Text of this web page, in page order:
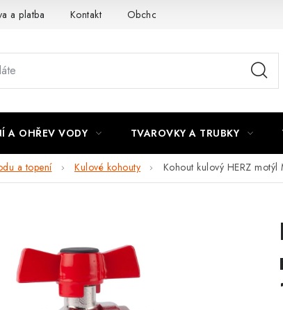
a platba Kontakt Obchodní podmínky
A OHŘEV VODY TVAROVKY A TRUBKY
a topení Kulové kohouty Kohout kulový HERZ